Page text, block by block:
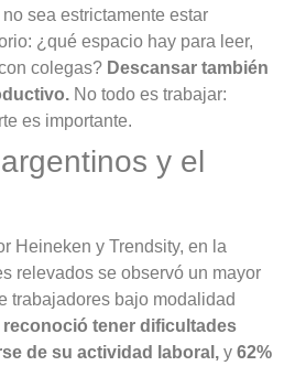
no sea estrictamente estar
¿qué espacio hay para leer,
colegas? Descansar también
No todo es trabajar:
es importante.
y el
Heineken y Trendsity, en la
relevados se observó un mayor
trabajadores bajo modalidad
reconoció tener dificultades
de su actividad laboral, y 62%